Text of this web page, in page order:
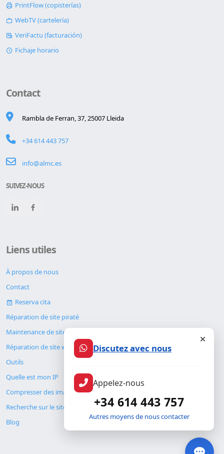
PrintFlow (copisterías)
WebTV (cartelería)
VeriFactu (facturación)
Fichaje horario
Contact
Rambla de Ferran, 37, 25007 Lleida
+34 614 443 757
info@almc.es
SUIVEZ-NOUS
Liens utiles
À propos de nous
Contact
Reserva cita
Réparation de site piraté
Maintenance de site web
Réparation de site web
Outils
Quelle est mon IP
Compresser des images
Recherche sur le site
Blog
Discutez avec nous
Appelez-nous
+34 614 443 757
Autres moyens de nous contacter